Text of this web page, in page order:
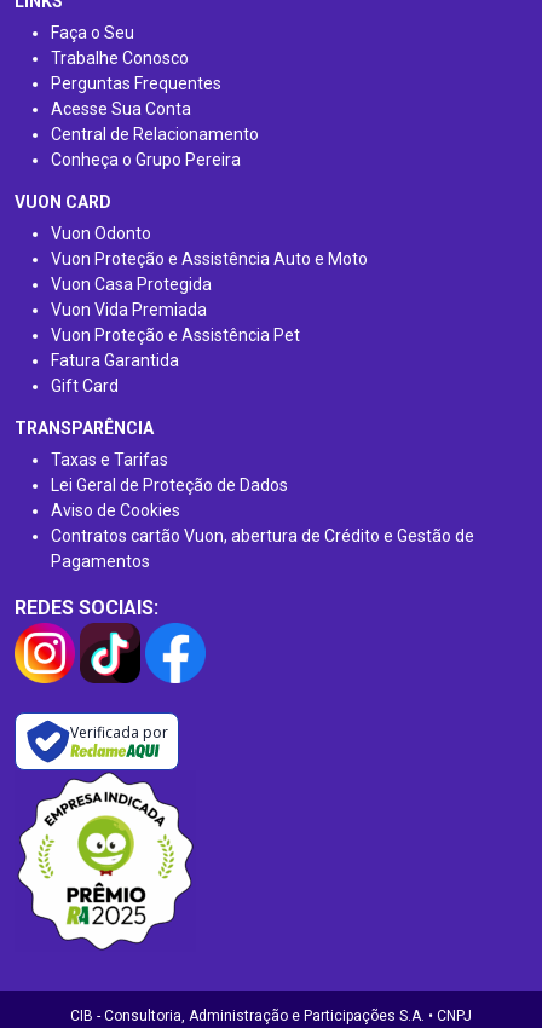
Faça o Seu
Trabalhe Conosco
Perguntas Frequentes
Acesse Sua Conta
Central de Relacionamento
Conheça o Grupo Pereira
VUON CARD
Vuon Odonto
Vuon Proteção e Assistência Auto e Moto
Vuon Casa Protegida
Vuon Vida Premiada
Vuon Proteção e Assistência Pet
Fatura Garantida
Gift Card
TRANSPARÊNCIA
Taxas e Tarifas
Lei Geral de Proteção de Dados
Aviso de Cookies
Contratos cartão Vuon, abertura de Crédito e Gestão de
Pagamentos
REDES SOCIAIS:
Verificada por
CIB - Consultoria, Administração e Participações S.A. • CNPJ